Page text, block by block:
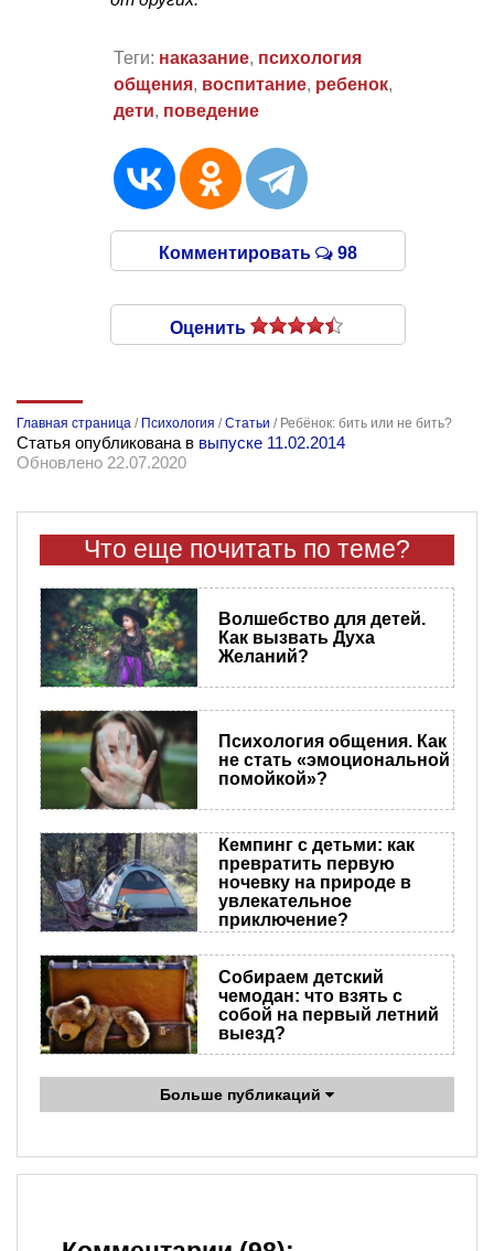
Теги: наказание, психология
общения, воспитание, ребенок,
дети, поведение
Комментировать 98
Оценить
Главная страница / Психология /Статьи / Ребёнок: бить или не бить?
Статья опубликована в выпуске 11.02.2014
Обновлено 22.07.2020
Что еще почитать по теме?
Волшебство для детей.
Как вызвать Духа
Желаний?
Психология общения. Как
не стать «эмоциональной
помойкой»?
Кемпинг с детьми: как
превратить первую
ночевку на природе в
увлекательное
приключение?
Собираем детский
чемодан: что взять с
собой на первый летний
выезд?
Больше публикаций